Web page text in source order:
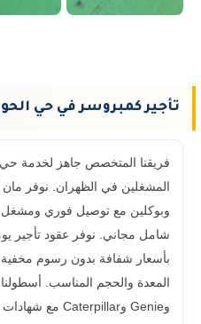
تأجير كمبروسر في حي
فريقنا المتخصص جاهز لخدمة حي
المشغلين في الظهران. نوفر
شامل مجاني. نوفر عقود تأجير
بأسعار شفافة بدون رسوم مخفية.
وGenie وCaterpillar مع شهادات فحص TUV سارية.